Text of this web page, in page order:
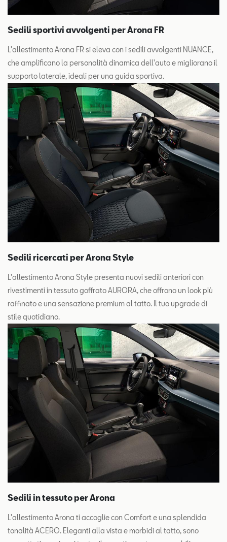
Sedili sportivi avvolgenti per Arona FR
L'allestimento Arona FR si eleva con i sedili avvolgenti NUANCE,
che amplificano la personalità dinamica dell'auto e migliorano il
supporto laterale, ideali per una guida sportiva.
Sedili ricercati per Arona Style
L'allestimento Arona Style presenta nuovi sedili anteriori con
rivestimenti in tessuto goffrato AURORA, che offrono un look più
raffinato e una sensazione premium al tatto. Il tuo upgrade di
stile quotidiano.
Sedili in tessuto per Arona
L'allestimento Arona ti accoglie con Comfort e una splendida
tonalità ACERO. Eleganti alla vista e morbidi al tatto, sono